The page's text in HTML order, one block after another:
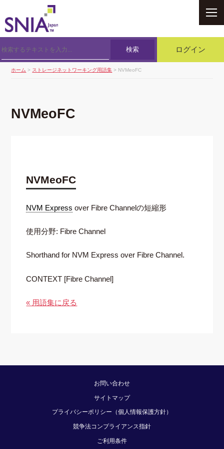
検索 ログイン
ホーム > ストレージネットワーキング用語集 > NVMeoFC
NVMeoFC
NVMeoFC
NVM Express over Fibre Channelの短縮形
使用分野: Fibre Channel
Shorthand for NVM Express over Fibre Channel.
CONTEXT [Fibre Channel]
« 用語集に戻る
お問い合わせ
サイトマップ
プライバシーポリシー（個人情報保護方針）
競争法コンプライアンス指針
ご利用条件